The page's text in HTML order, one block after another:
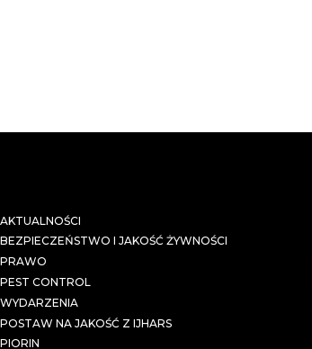
AKTUALNOŚCI
BEZPIECZEŃSTWO I JAKOŚĆ ŻYWNOŚCI
PRAWO
PEST CONTROL
WYDARZENIA
POSTAW NA JAKOŚĆ Z IJHARS
PIORIN